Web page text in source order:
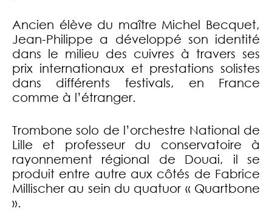
Ancien élève du maître Michel Becquet,
Jean-Philippe a développé son identité
dans le milieu des cuivres à travers ses
prix internationaux et prestations solistes
dans différents festivals, en France
comme à l’étranger.
Trombone solo de l’orchestre National de
Lille et professeur du conservatoire à
rayonnement régional de Douai, il se
produit entre autre aux côtés de Fabrice
Millischer au sein du quatuor « Quartbone
».